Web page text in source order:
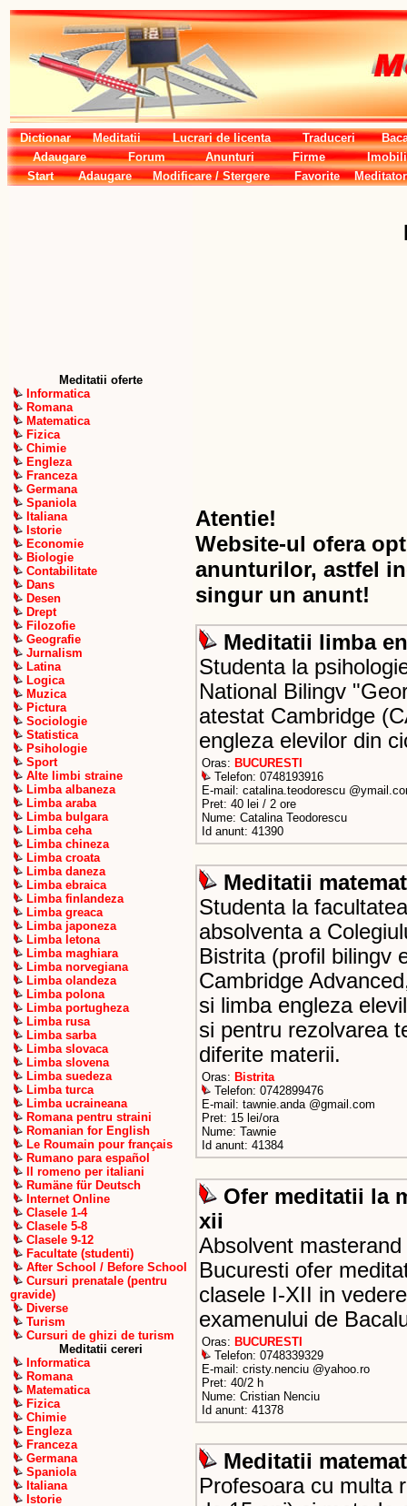
Dictionar Meditatii Lucrari de licenta Traduceri
Adaugare
Forum Anunturi Firme
Start
Adaugare Modificare / Stergere Favorite
Meditatii oferte
Informatica
Romana
Matematica
Fizica
Chimie
Engleza
Franceza
Germana
Spaniola
Italiana
Istorie
Economie
Biologie
Contabilitate
Dans
Desen
Drept
Filozofie
Geografie
Jurnalism
Latina
Logica
Muzica
Pictura
Sociologie
Statistica
Psihologie
Sport
Alte limbi straine
Limba albaneza
Limba araba
Limba bulgara
Limba ceha
Limba chineza
Limba croata
Limba daneza
Limba ebraica
Limba finlandeza
Limba greaca
Limba japoneza
Limba letona
Limba maghiara
Limba norvegiana
Limba olandeza
Limba polona
Limba portugheza
Limba rusa
Limba sarba
Limba slovaca
Limba slovena
Limba suedeza
Limba turca
Limba ucraineana
Romana pentru straini
Romanian for English
Le Roumain pour français
Rumano para español
Il romeno per italiani
Rumäne für Deutsch
Internet Online
Clasele 1-4
Clasele 5-8
Clasele 9-12
Facultate (studenti)
After School / Before School
Cursuri prenatale (pentru
gravide)
Diverse
Turism
Cursuri de ghizi de turism
Meditatii cereri
Informatica
Romana
Matematica
Fizica
Chimie
Engleza
Franceza
Germana
Spaniola
Italiana
Istorie
Atentie!
Website-ul ofera
anunturilor, astfel
singur un anunt!
Meditatii limba
Studenta la
National Bilingv
atestat Cambridge
engleza elevilor din
Oras: BUCURESTI
Telefon: 0748193916
E-mail: catalina.teodorescu
Pret: 40 lei / 2 ore
Nume: Catalina Teodorescu
Id anunt: 41390
Meditatii
Studenta la
absolventa a
Bistrita (profil bilingv
Cambridge
si limba engleza
si pentru rezolvarea
diferite materii.
Oras: Bistrita
Telefon: 0742899476
E-mail: tawnie.anda @gmail.com
Pret: 15 lei/ora
Nume: Tawnie
Id anunt: 41384
Ofer meditatii la
xii
Absolvent
Bucuresti ofer
clasele I-XII in
examenului de
Oras: BUCURESTI
Telefon: 0748339329
E-mail: cristy.nenciu @yahoo.ro
Pret: 40/2 h
Nume: Cristian Nenciu
Id anunt: 41378
Meditatii
Profesoara cu multa